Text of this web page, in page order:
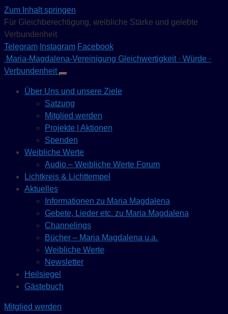
Zum Inhalt springen
Für Gleichberechtigung, weibliche Stärke und gelebte
Verbundenheit
Telegram Instagram Facebook
Maria-Magdalena-Vereinigung Gleichwertigkeit · Würde ·
Verbundenheit
Über Uns und unsere Ziele
Satzung
Mitglied werden
Projekte | Aktionen
Spenden
Weibliche Werte
Audio – Weibliche Werte Forum
Lichtkreis & Lichttempel
Aktuelles
Informationen zu Maria Magdalena
Gebete, Lieder etc. zu Maria Magdalena
Channelings
Bücher – Maria Magdalena u.a.
Weibliche Werte
Newsletter
Heilsiegel
Gästebuch
Mitglied werden